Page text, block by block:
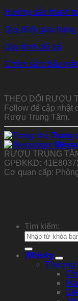
Hướng dẫn thanh
Quy định giao hàng
Quy định đổi trả
Chính sách bảo mật
THEO DÕI RƯỢU
Follow để cập nhật
Rượu Trung Tâm.
Trang
RƯỢU TRUNG
GPĐKKD:
Cơ quan cấp:
Tìm kiếm:
Whisky
Thương